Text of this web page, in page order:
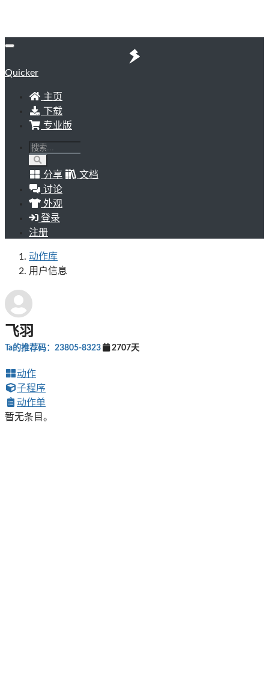
Quicker
主页
下载
专业版
分享
文档
讨论
外观
登录
注册
动作库
用户信息
飞羽
Ta的推荐码：23805-8323 2707天
动作
子程序
动作单
暂无条目。